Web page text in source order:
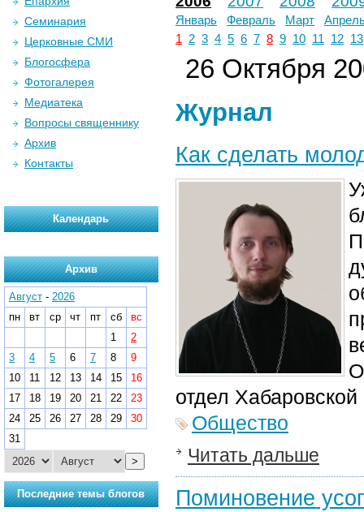
Январь Февраль Март
1
2 3 4 5 6 7 8 9 10 11 12 13
26 Октября
Журнал
Как сделать
отдел
Общество
Читать дальше
Поминовение
Семинария
Церковные СМИ
Блогосфера
Фотогалерея
Медиатека
Вопросы священнику
Архив
Контакты
Календарь
Архив
Август - 2026
пн
вт ср чт пт сб
вс
1
2
3
4 5 6 7 8
9
10
11 12 13 14 15
16
17
18 19 20 21 22
23
24
25 26 27 28 29
30
31
>
Последние темы блогов